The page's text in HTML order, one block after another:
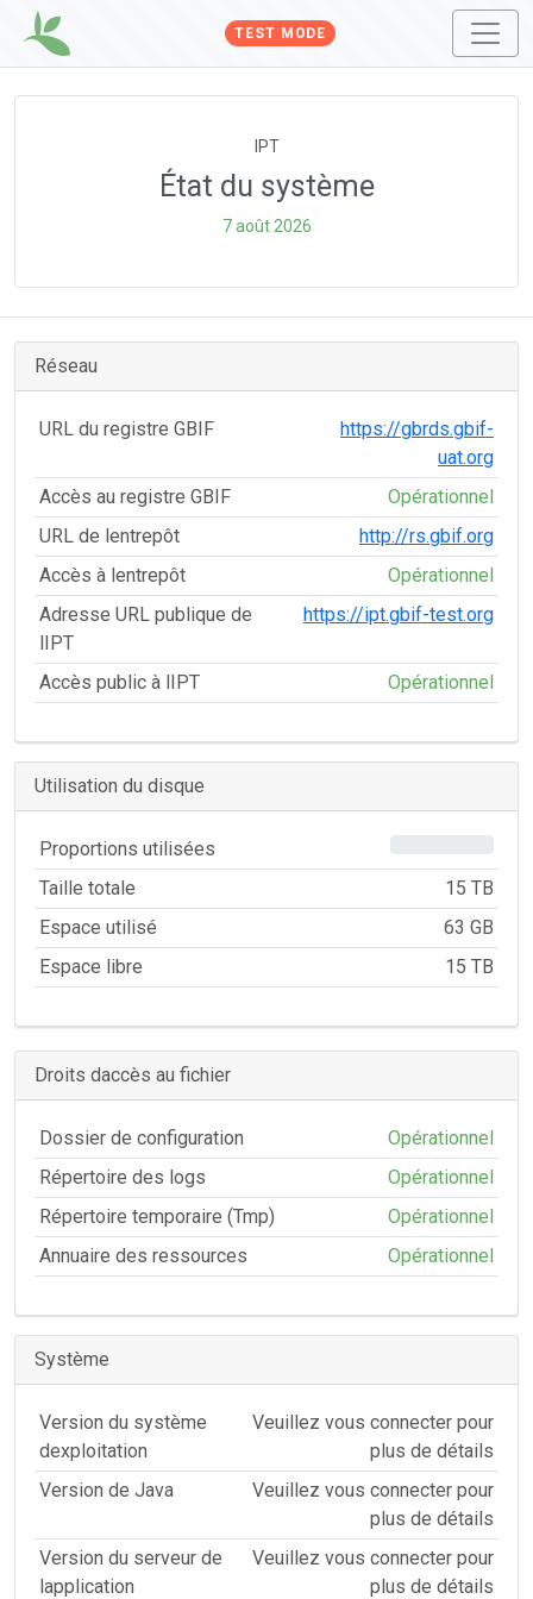
TEST MODE
IPT
État du système
7 août 2026
Réseau
URL du registre GBIF
https://gbrds.gbif-
uat.org
Accès au registre GBIF
Opérationnel
URL de lentrepôt
http://rs.gbif.org
Accès à lentrepôt
Opérationnel
Adresse URL publique de
lIPT
https://ipt.gbif-test.org
Accès public à lIPT Opérationnel
Utilisation du disque
Proportions utilisées
Taille totale
15 TB
Espace utilisé
63 GB
Espace libre
15 TB
Droits daccès au fichier
Dossier de configuration
Opérationnel
Répertoire des logs
Opérationnel
Répertoire temporaire (Tmp)
Opérationnel
Annuaire des ressources
Opérationnel
Système
Version du système
dexploitation
Veuillez vous connecter pour
plus de détails
Version de Java
Veuillez vous connecter pour
plus de détails
Version du serveur de
lapplication
Veuillez vous connecter pour
plus de détails